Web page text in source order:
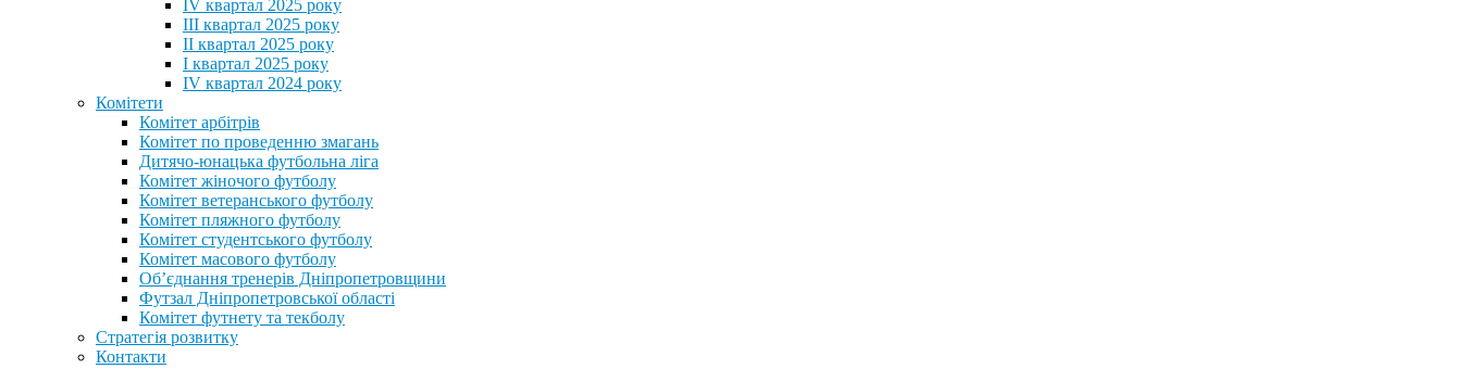
IV квартал 2025 року
III квартал 2025 року
II квартал 2025 року
I квартал 2025 року
IV квартал 2024 року
Комітети
Комітет арбітрів
Комітет по проведенню змагань
Дитячо-юнацька футбольна ліга
Комітет жіночого футболу
Комітет ветеранського футболу
Комітет пляжного футболу
Комітет студентського футболу
Комітет масового футболу
Обʼєднання тренерів Дніпропетровщини
Футзал Дніпропетровської області
Комітет футнету та текболу
Стратегія розвитку
Контакти